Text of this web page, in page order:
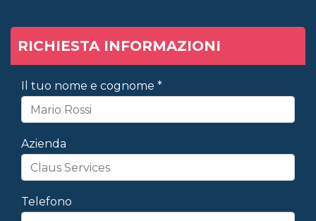
RICHIESTA INFORMAZIONI
Il tuo nome e cognome *
Azienda
Telefono